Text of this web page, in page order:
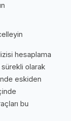
hesaplama
sürekli olarak
eskiden
bu